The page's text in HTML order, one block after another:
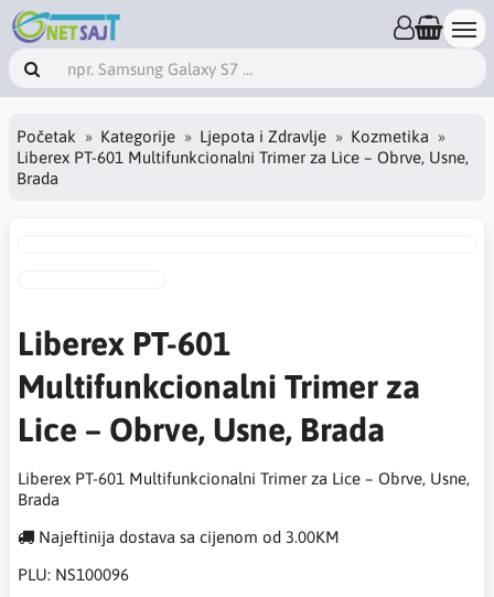
Početak Kategorije Ljepota i Zdravlje
Kozmetika
Liberex PT-601 Multifunkcionalni Trimer za Lice – Obrve, Usne,
Brada
Liberex PT-601
Multifunkcionalni Trimer za
Lice – Obrve, Usne, Brada
Liberex PT-601 Multifunkcionalni Trimer za Lice – Obrve, Usne,
Brada
Najeftinija dostava sa cijenom od 3.00KM
PLU: NS100096